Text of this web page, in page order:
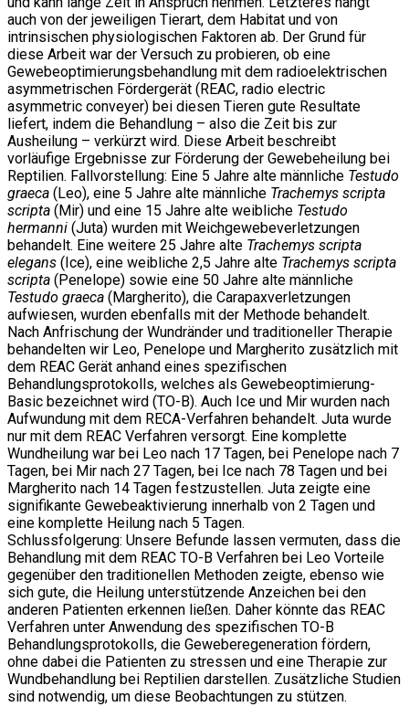
auch von der jeweiligen Tierart, dem Habitat und von
intrinsischen physiologischen Faktoren ab. Der Grund für
diese Arbeit war der Versuch zu probieren, ob eine
Gewebeoptimierungsbehandlung mit dem radioelektrischen
asymmetrischen Fördergerät (REAC, radio electric
asymmetric conveyer) bei diesen Tieren gute Resultate
liefert, indem die Behandlung – also die Zeit bis zur
Ausheilung – verkürzt wird. Diese Arbeit beschreibt
vorläufige Ergebnisse zur Förderung der Gewebeheilung bei
Reptilien. Fallvorstellung: Eine 5 Jahre alte männliche Testudo
graeca (Leo), eine 5 Jahre alte männliche Trachemys scripta
scripta (Mir) und eine 15 Jahre alte weibliche Testudo
hermanni (Juta) wurden mit Weichgewebeverletzungen
behandelt. Eine weitere 25 Jahre alte Trachemys scripta
elegans (Ice), eine weibliche 2,5 Jahre alte Trachemys scripta
scripta (Penelope) sowie eine 50 Jahre alte männliche
Testudo graeca (Margherito), die Carapaxverletzungen
aufwiesen, wurden ebenfalls mit der Methode behandelt.
Nach Anfrischung der Wundränder und traditioneller Therapie
behandelten wir Leo, Penelope und Margherito zusätzlich mit
dem REAC Gerät anhand eines spezifischen
Behandlungsprotokolls, welches als Gewebeoptimierung-
Basic bezeichnet wird (TO-B). Auch Ice und Mir wurden nach
Aufwundung mit dem RECA-Verfahren behandelt. Juta wurde
nur mit dem REAC Verfahren versorgt. Eine komplette
Wundheilung war bei Leo nach 17 Tagen, bei Penelope nach 7
Tagen, bei Mir nach 27 Tagen, bei Ice nach 78 Tagen und bei
Margherito nach 14 Tagen festzustellen. Juta zeigte eine
signifikante Gewebeaktivierung innerhalb von 2 Tagen und
eine komplette Heilung nach 5 Tagen.
Schlussfolgerung: Unsere Befunde lassen vermuten, dass die
Behandlung mit dem REAC TO-B Verfahren bei Leo Vorteile
gegenüber den traditionellen Methoden zeigte, ebenso wie
sich gute, die Heilung unterstützende Anzeichen bei den
anderen Patienten erkennen ließen. Daher könnte das REAC
Verfahren unter Anwendung des spezifischen TO-B
Behandlungsprotokolls, die Geweberegeneration fördern,
ohne dabei die Patienten zu stressen und eine Therapie zur
Wundbehandlung bei Reptilien darstellen. Zusätzliche Studien
sind notwendig, um diese Beobachtungen zu stützen.